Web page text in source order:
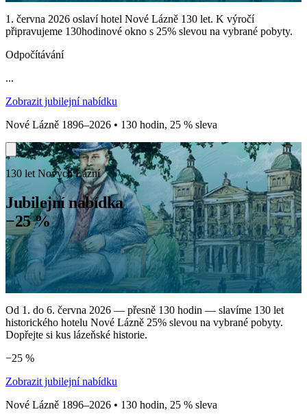
1. června 2026 oslaví hotel Nové Lázně 130 let. K výročí
připravujeme 130hodinové okno s 25% slevou na vybrané pobyty.
Odpočítávání
...
Zobrazit jubilejní nabídku
Nové Lázně 1896–2026 • 130 hodin, 25 % sleva
130 let Nových Lázní
Jubilejní nabídka
−25 %
Od 1. do 6. června 2026 — přesně 130 hodin — slavíme 130 let
historického hotelu Nové Lázně 25% slevou na vybrané pobyty.
Dopřejte si kus lázeňské historie.
−25 %
Zobrazit jubilejní nabídku
Nové Lázně 1896–2026 • 130 hodin, 25 % sleva